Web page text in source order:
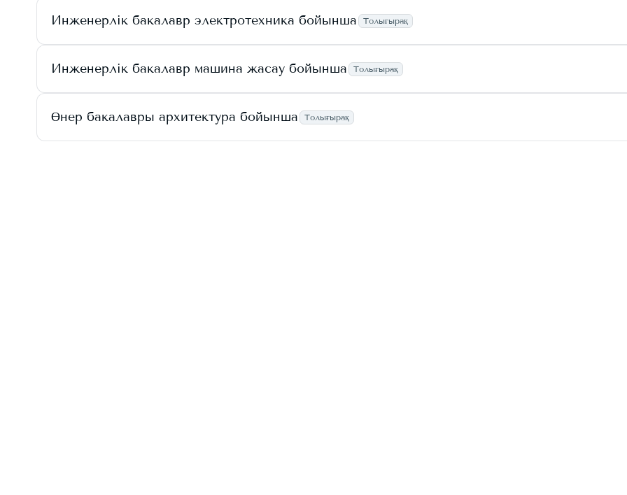
Инженерлік бакалавр электротехника бойынша Толығырақ
Инженерлік бакалавр машина жасау бойынша Толығырақ
Өнер бакалавры архитектура бойынша Толығырақ